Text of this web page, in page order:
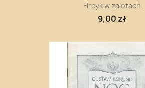
Fircyk w zalotach
9,00 zł